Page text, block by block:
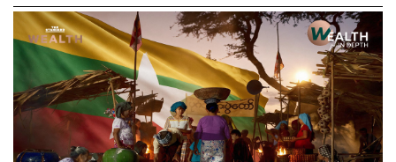
แหล่งข่าวกระทรวงการคลังเปิดเผยว่า หากรัฐบาลต้องการแก้
คำนิยาม จำเป็นต้องแก้คำนิยามใน พ.ร.บ.หนี้สาธารณะ ซึ่ง
ต้องทำตามขั้นตอนต่างๆ ตามกฎหมาย อาทิ ส่งเข้าสภา
แหล่งข่าวยังย้ำด้วยว่า การพิจารณาต้องเป็นไปอย่างรอบคอบ
เนื่องจากการแก้คำนิยามหนี้สาธารณะจะพัวพันกับกฎหมาย
เกี่ยวเนื่องอื่นๆ และประเด็นอื่นๆ ด้วย